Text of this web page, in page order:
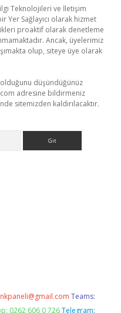
Teknolojileri ve İletişim
Yer Sağlayıcı olarak hizmet
proaktif olarak denetleme
Ancak, üyelerimiz
olup, siteye üye olarak
olduğunu düşündüğünüz
adresine bildirmeniz
sitemizden kaldırılacaktır.
Teams:
0262 606 0 726 Telegram: